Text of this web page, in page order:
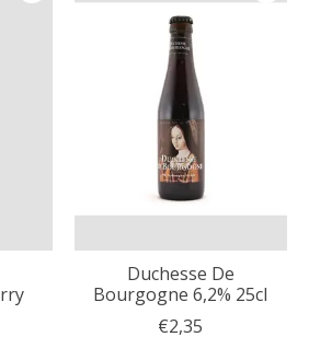
Duchesse De
Bourgogne 6,2% 25cl
€2,35